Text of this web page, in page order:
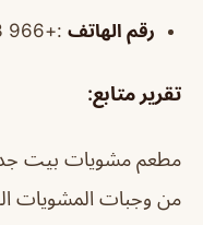
رقم الهاتف :+966 13 849 0555
تقرير متابع:
مطعم مشويات بيت
من وجبات المشويات